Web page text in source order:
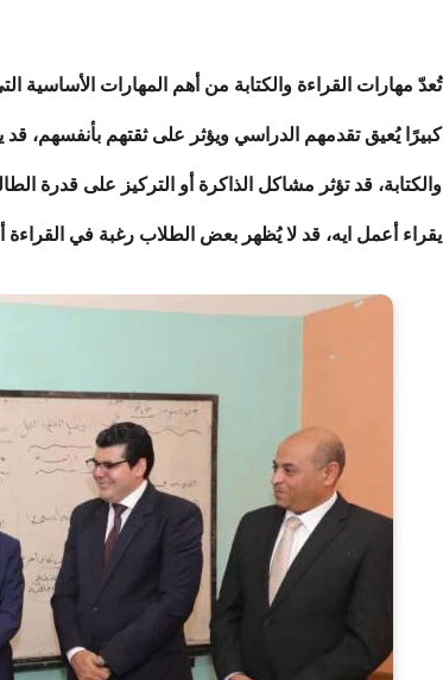
تُعدّ مهارات القراءة والكتابة من أهم المهارات الأساسية
كبيرًا يُعيق تقدمهم الدراسي ويؤثر على ثقتهم بأنفسهم، قد
والكتابة، قد تؤثر مشاكل الذاكرة أو التركيز على قدرة
يقراء أعمل ايه، قد لا يُظهر بعض الطلاب رغبة في القراءة